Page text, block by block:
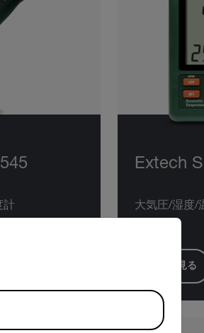
計
Extech
大気圧/湿度/
製品を見る
appropriate version of our website.